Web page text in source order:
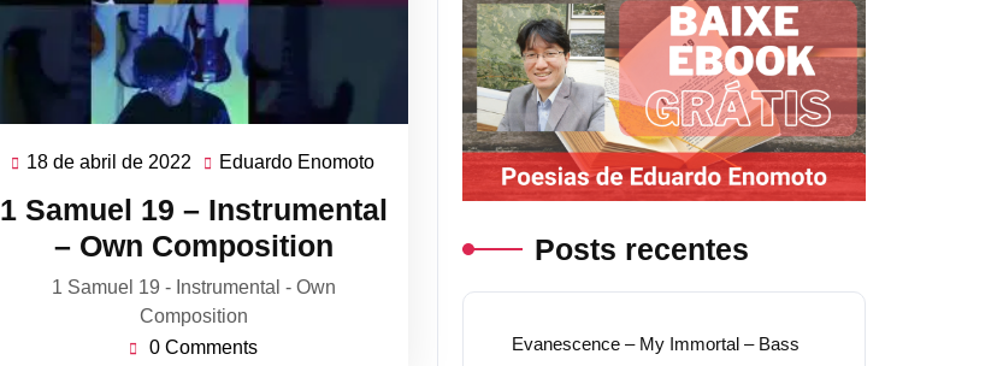
18 de abril de 2022
18
abril
de
2022
Eduardo Enomoto
1 Samuel 19 – Instrumental
– Own Composition
1 Samuel 19 - Instrumental - Own
Composition
0 Comments
Posts recentes
Evanescence – My Immortal – Bass